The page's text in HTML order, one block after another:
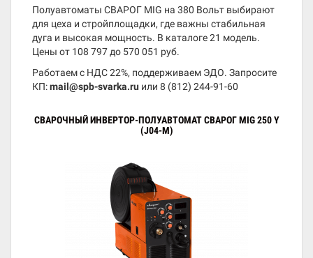
Полуавтоматы СВАРОГ MIG на 380 Вольт выбирают
для цеха и стройплощадки, где важны стабильная
дуга и высокая мощность. В каталоге 21 модель.
Цены от 108 797 до 570 051 руб.
Работаем с НДС 22%, поддерживаем ЭДО. Запросите
КП:mail@spb-svarka.ru или 8 (812) 244-91-60
СВАРОЧНЫЙ ИНВЕРТОР-ПОЛУАВТОМАТ СВАРОГ MIG 250 Y
(J04-M)